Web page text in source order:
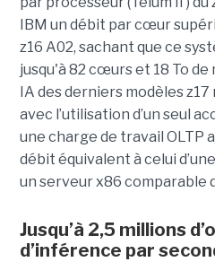
IBM un débit par cœur
z16 A02, sachant que ce
jusqu'à 82 cœurs et 18 To
IA des derniers modèles z17
avec l’utilisation d’un seul
une charge de travail OLTP
débit équivalent à celui
un serveur x86 comparable
Jusqu’à 2,5 millions
d’inférence par